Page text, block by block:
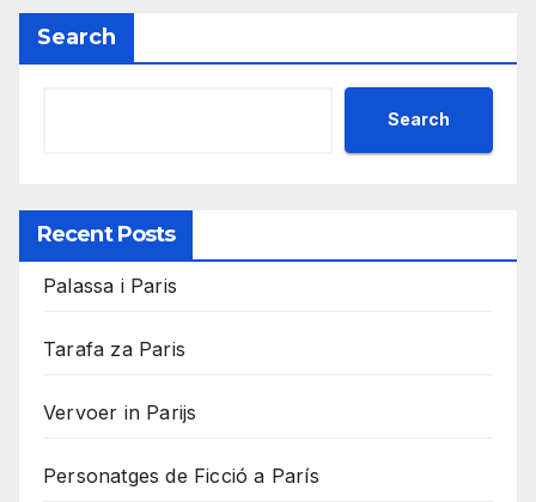
Search
Search
Recent Posts
Palassa i Paris
Tarafa za Paris
Vervoer in Parijs
Personatges de Ficció a París